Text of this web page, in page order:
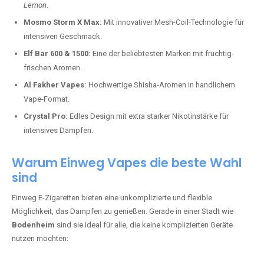
Lemon.
Mosmo Storm X Max: Mit innovativer Mesh-Coil-Technologie für
intensiven Geschmack.
Elf Bar 600 & 1500: Eine der beliebtesten Marken mit fruchtig-
frischen Aromen.
Al Fakher Vapes: Hochwertige Shisha-Aromen in handlichem
Vape-Format.
Crystal Pro: Edles Design mit extra starker Nikotinstärke für
intensives Dampfen.
Warum Einweg Vapes die beste Wahl
sind
Einweg E-Zigaretten bieten eine unkomplizierte und flexible
Möglichkeit, das Dampfen zu genießen. Gerade in einer Stadt wie
Bodenheim sind sie ideal für alle, die keine komplizierten Geräte
nutzen möchten: